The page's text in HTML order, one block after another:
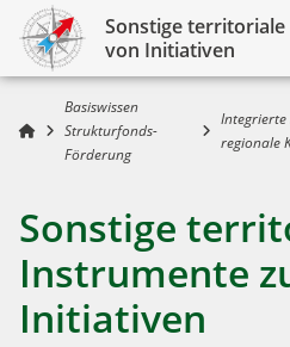
Sonstige
von Initiativen
Basiswissen
Strukturfonds-
Förderung
regionale
Sonstige
Instrumente
Initiativen